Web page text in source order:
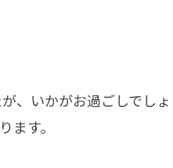
、いかがお過ごしでしょ
ます。